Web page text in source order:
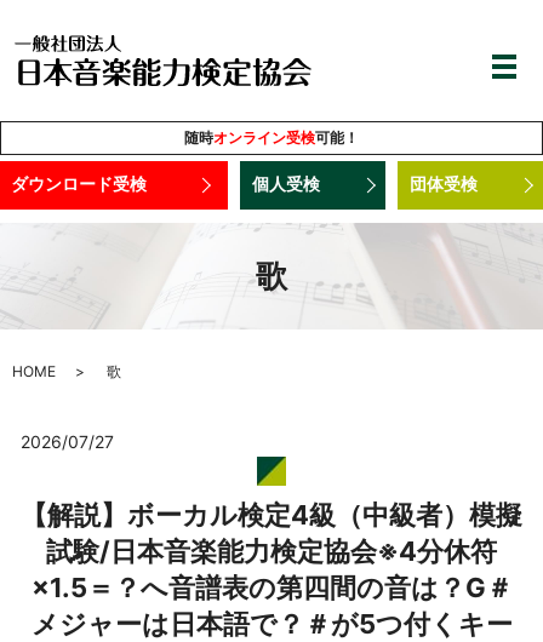
随時オンライン受検可能！
ダウンロード受検 個人受検 団体受検
歌
HOME 歌
2026/07/27
【解説】ボーカル検定4級（中級者）模擬
試験/日本音楽能力検定協会※4分休符
×1.5＝？へ音譜表の第四間の音は？G＃
メジャーは日本語で？＃が5つ付くキー